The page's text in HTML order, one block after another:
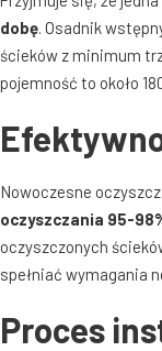
dobę. Osadnik
ścieków z minimum
pojemność to około
Nowoczesne
oczyszczania 95-
oczyszczonych
spełniać wymagania
Proces